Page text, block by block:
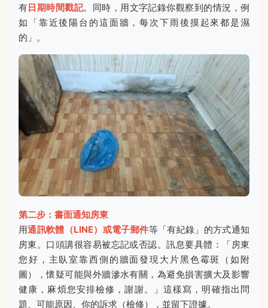
有 日期時間戳記。同時，用文字記錄你觀察到的情況，例
如「靠近後陽台的這面牆，每次下雨後摸起來都是濕
的」。
第二步：書面通知房東
用通訊軟體（LINE）或電子郵件等「有紀錄」的方式通知
房東。口頭講很容易被忘記或否認。訊息要具體：「房東
您好，主臥室靠西側的牆面發現大片黑色霉斑（如附
圖），懷疑可能與外牆滲水有關，為避免損害擴大及影響
健康，麻煩您安排檢修，謝謝。」這樣寫，明確指出問
題、可能原因、你的訴求（檢修），並留下證據。